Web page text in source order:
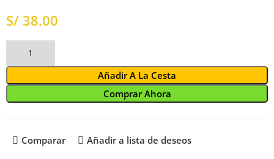
S/
Añadir A La Cesta
Comprar Ahora
Comparar Añadir a lista de deseos